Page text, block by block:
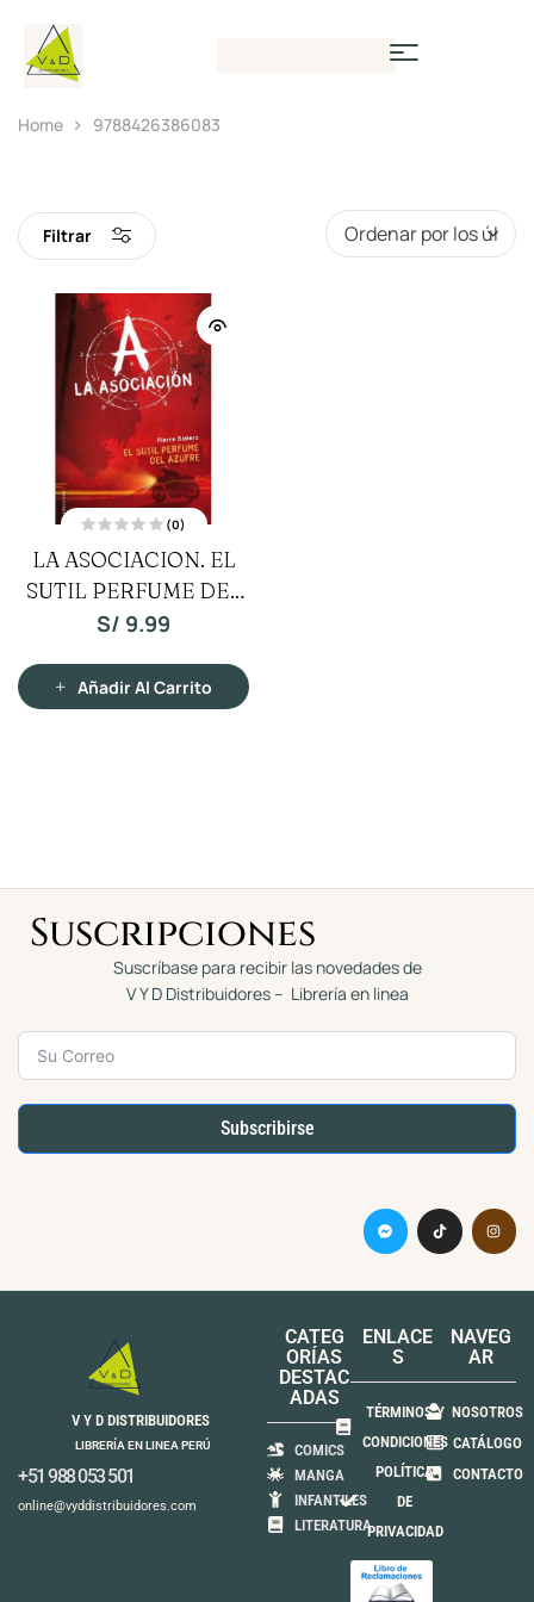
Home 9788426386083
Filtrar
a
l
o
r
o
0
(0)
LA ASOCIACION. EL
SUTIL PERFUME DEL
AZUFRE
S/ 9.99
Añadir Al Carrito
Suscripciones
Suscríbase para recibir las novedades de
V Y D Distribuidores – Librería en linea
Subscribirse
V Y D DISTRIBUIDORES
LIBRERÍA EN LINEA PERÚ
+51 988 053 501
online@vyddistribuidores.com
CATEG
ORÍAS
DESTAC
ADAS
COMICS
MANGA
INFANTILES
LITERATURA
ENLACE
S
TÉRMINOS Y
CONDICIONES
POLÍTICA
DE
PRIVACIDAD
NAVEG
AR
NOSOTROS
CATÁLOGO
CONTACTO